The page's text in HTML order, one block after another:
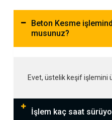
Beton Kesme
musunuz?
Evet, üstelik keşif işlemini
İşlem kaç saat